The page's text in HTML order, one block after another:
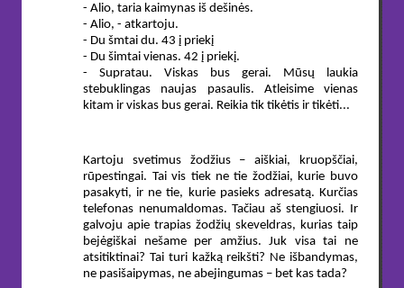
- Alio, taria kaimynas iš dešinės.
- Alio, - atkartoju.
- Du šmtai du. 43 į priekį
- Du šimtai vienas. 42 į priekį.
- Supratau. Viskas bus gerai. Mūsų laukia
stebuklingas naujas pasaulis. Atleisime vienas
kitam ir viskas bus gerai. Reikia tik tikėtis ir tikėti...
Kartoju svetimus žodžius – aiškiai, kruopščiai,
rūpestingai. Tai vis tiek ne tie žodžiai, kurie buvo
pasakyti, ir ne tie, kurie pasieks adresatą. Kurčias
telefonas nenumaldomas. Tačiau aš stengiuosi. Ir
galvoju apie trapias žodžių skeveldras, kurias taip
bejėgiškai nešame per amžius. Juk visa tai ne
atsitiktinai? Tai turi kažką reikšti? Ne išbandymas,
ne pasišaipymas, ne abejingumas – bet kas tada?